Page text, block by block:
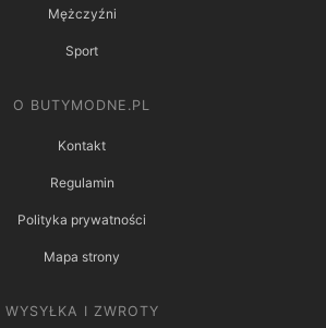
Mężczyźni
Sport
O BUTYMODNE.PL
Kontakt
Regulamin
Polityka prywatności
Mapa strony
WYSYŁKA I ZWROTY